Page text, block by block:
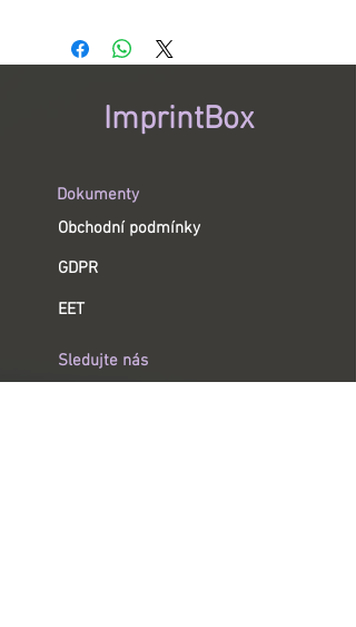
ImprintBox
Dokumenty
Sledujte nás
Obchodní podmínky
GDPR
EET